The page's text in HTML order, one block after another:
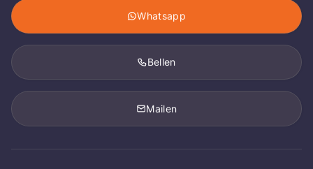
Whatsapp
Bellen
Mailen